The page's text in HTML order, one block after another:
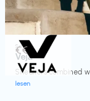
Schuhe
Veja
Sneakers combined
lesen
€€‎